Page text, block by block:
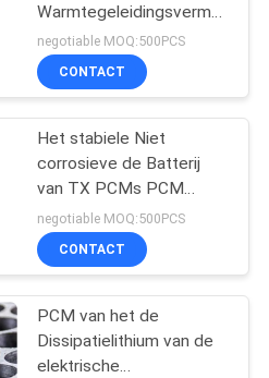
9
Warmtegeleidingsvermogen
Batterij Koelen
negotiable MOQ:500PCS
CONTACT
Het stabiele Niet
corrosieve de Batterij
van TX PCMs PCM
Koelen
negotiable MOQ:500PCS
CONTACT
PCM van het de
Dissipatielithium van de
elektrische